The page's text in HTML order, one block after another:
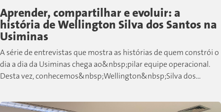
Aprender, compartilhar e evoluir: a
história de Wellington Silva dos Santos na
Usiminas
A série de entrevistas que mostra as histórias de quem constrói o
dia a dia da Usiminas chega ao&nbsp;pilar equipe operacional.
Desta vez, conhecemos&nbsp;Wellington&nbsp;Silva dos